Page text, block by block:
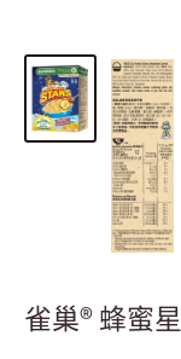
雀巢® 蜂蜜